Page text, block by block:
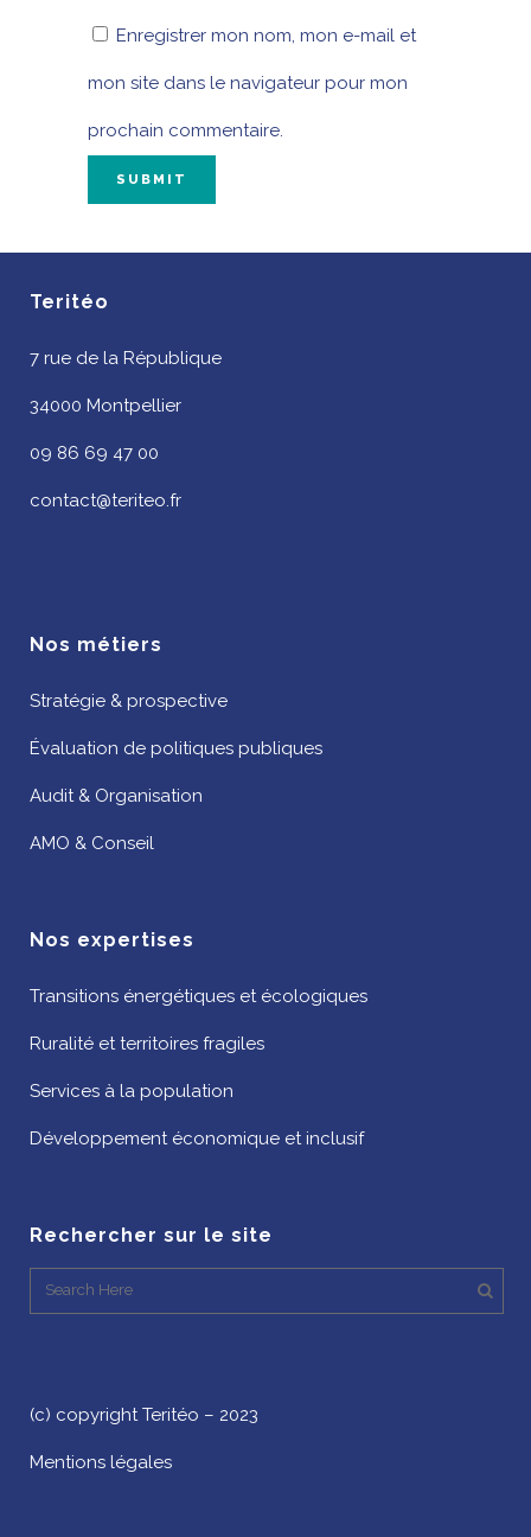
Enregistrer mon nom, mon e-mail et
mon site dans le navigateur pour mon
prochain commentaire.
Teritéo
7 rue de la République
34000 Montpellier
09 86 69 47 00
contact@teriteo.fr
Nos métiers
Stratégie & prospective
Évaluation de politiques publiques
Audit & Organisation
AMO & Conseil
Nos expertises
Transitions énergétiques et écologiques
Ruralité et territoires fragiles
Services à la population
Développement économique et inclusif
Rechercher sur le site
(c) copyright Teritéo – 2023
Mentions légales